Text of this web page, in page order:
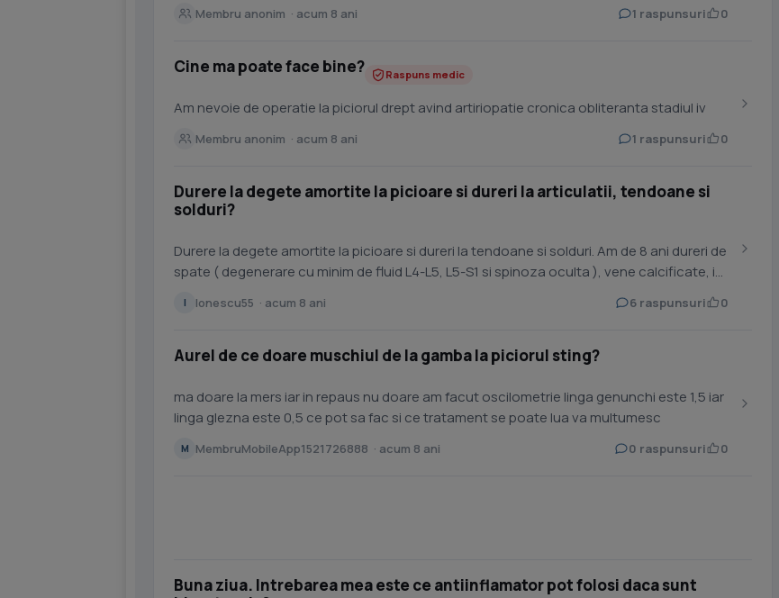
Membru anonim · acum 8 ani 1 raspunsuri 0
Cine ma poate face bine? Raspuns medic
Am nevoie de operatie la piciorul drept avind artiriopatie cronica obliteranta stadiul iv
Membru anonim · acum 8 ani 1 raspunsuri 0
Durere la degete amortite la picioare si dureri la articulatii, tendoane si
solduri?
Durere la degete amortite la picioare si dureri la tendoane si solduri. Am de 8 ani dureri de
spate ( degenerare cu minim de fluid L4-L5, L5-S1 si spinoza oculta ), vene calcificate, iar
I Ionescu55 · acum 8 ani 6 raspunsuri 0
Aurel de ce doare muschiul de la gamba la piciorul sting?
ma doare la mers iar in repaus nu doare am facut oscilometrie linga genunchi este 1,5 iar
linga glezna este 0,5 ce pot sa fac si ce tratament se poate lua va multumesc
M MembruMobileApp1521726888 · acum 8 ani 0 raspunsuri 0
Buna ziua. Intrebarea mea este ce antiinflamator pot folosi daca sunt